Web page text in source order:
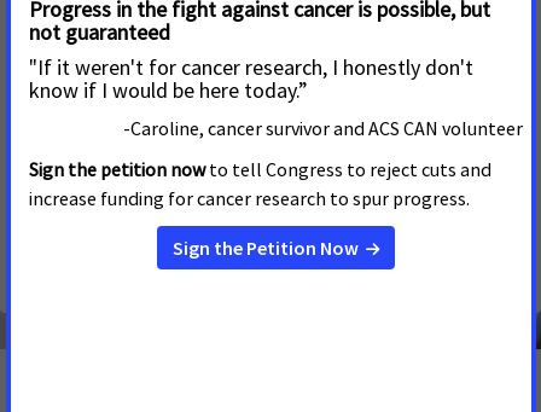
Consulta más actualizaciones en inglés
26 DE MARZO DE 2025
La Cámara de Representantes de EE. UU. presentó una
legislación que reautorizaría el Programa Nacional de
Detección Temprana de Cáncer de Mama y Cuello Uterino
(NBCCEDP, por sus siglas en inglés) para los años fiscales
comprendidos entre 2026 y 2030.